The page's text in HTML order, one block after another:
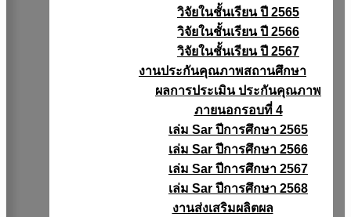
วิจัยในชั้นเรียน ปี 2565
วิจัยในชั้นเรียน ปี 2566
วิจัยในชั้นเรียน ปี 2567
งานประกันคุณภาพสถานศึกษา
ผลการประเมิน ประกันคุณภาพ
ภายนอกรอบที่ 4
เล่ม Sar ปีการศึกษา 2565
เล่ม Sar ปีการศึกษา 2566
เล่ม Sar ปีการศึกษา 2567
เล่ม Sar ปีการศึกษา 2568
งานส่งเสริมผลิตผล